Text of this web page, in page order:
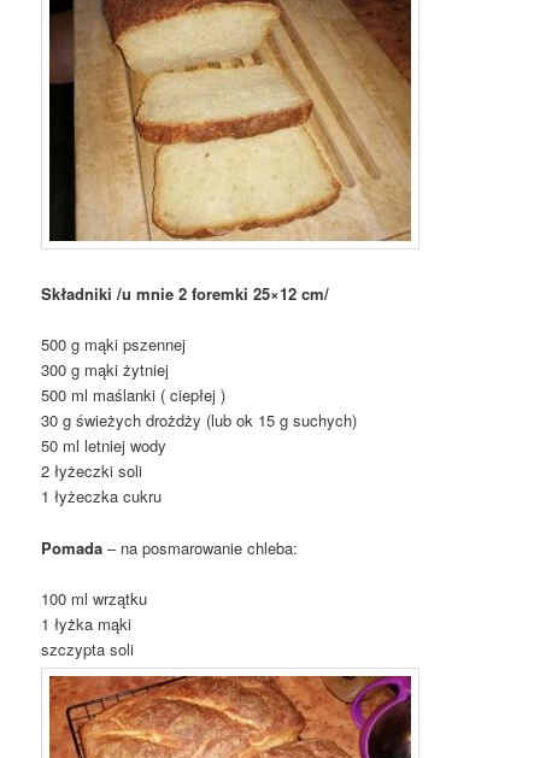
Składniki /u mnie 2 foremki 25×12 cm/
500 g mąki pszennej
300 g mąki żytniej
500 ml maślanki ( ciepłej )
30 g świeżych drożdży (lub ok 15 g suchych)
50 ml letniej wody
2 łyżeczki soli
1 łyżeczka cukru
Pomada – na posmarowanie chleba:
100 ml wrzątku
1 łyżka mąki
szczypta soli